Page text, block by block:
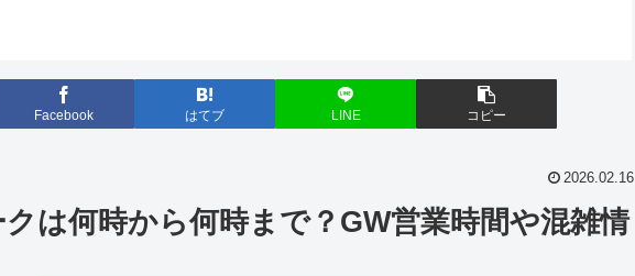
Facebook はてブ LINE コピー
2026.02.16
は何時から何時まで？GW営業時間や混雑情